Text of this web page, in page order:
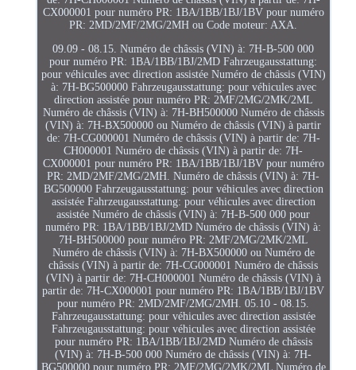
CX000001 pour numéro PR: 1BA/1BB/1BJ/1BV pour numéro
PR: 2MD/2MF/2MG/2MH ou Code moteur: AXA.
09.09 - 08.15. Numéro de châssis (VIN) à: 7H-B-500 000
pour numéro PR: 1BA/1BB/1BJ/2MD Fahrzeugausstattung:
pour véhicules avec direction assistée Numéro de châssis (VIN)
à: 7H-BG500000 Fahrzeugausstattung: pour véhicules avec
direction assistée pour numéro PR: 2MF/2MG/2MK/2ML
Numéro de châssis (VIN) à: 7H-BH500000 Numéro de châssis
(VIN) à: 7H-BX500000 ou Numéro de châssis (VIN) à partir
de: 7H-CG000001 Numéro de châssis (VIN) à partir de: 7H-
CH000001 Numéro de châssis (VIN) à partir de: 7H-
CX000001 pour numéro PR: 1BA/1BB/1BJ/1BV pour numéro
PR: 2MD/2MF/2MG/2MH. Numéro de châssis (VIN) à: 7H-
BG500000 Fahrzeugausstattung: pour véhicules avec direction
assistée Fahrzeugausstattung: pour véhicules avec direction
assistée Numéro de châssis (VIN) à: 7H-B-500 000 pour
numéro PR: 1BA/1BB/1BJ/2MD Numéro de châssis (VIN) à:
7H-BH500000 pour numéro PR: 2MF/2MG/2MK/2ML
Numéro de châssis (VIN) à: 7H-BX500000 ou Numéro de
châssis (VIN) à partir de: 7H-CG000001 Numéro de châssis
(VIN) à partir de: 7H-CH000001 Numéro de châssis (VIN) à
partir de: 7H-CX000001 pour numéro PR: 1BA/1BB/1BJ/1BV
pour numéro PR: 2MD/2MF/2MG/2MH. 05.10 - 08.15.
Fahrzeugausstattung: pour véhicules avec direction assistée
Fahrzeugausstattung: pour véhicules avec direction assistée
pour numéro PR: 1BA/1BB/1BJ/2MD Numéro de châssis
(VIN) à: 7H-B-500 000 Numéro de châssis (VIN) à: 7H-
BG500000 pour numéro PR: 2MF/2MG/2MK/2ML Numéro de